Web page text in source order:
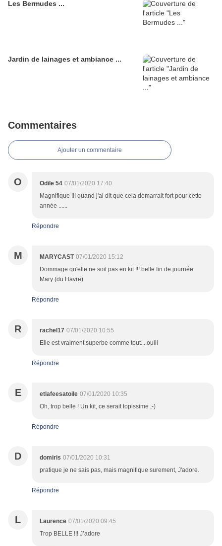
Les Bermudes ...
Jardin de lainages et ambiance ...
Commentaires
Ajouter un commentaire
O Odile 54 07/01/2020 17:40
Magnifique !!! quand j'ai dit que cela démarrait fort pour cette
année ......
Répondre
M MARYCAST 07/01/2020 15:12
Dommage qu'elle ne soit pas en kit !!! belle fin de journée
Mary (du Havre)
Répondre
R rachel17 07/01/2020 10:55
Elle est vraiment superbe comme tout....ouiii
Répondre
E etlafeesatoile 07/01/2020 10:35
Oh, trop belle ! Un kit, ce serait topissime ;-)
Répondre
D domiris 07/01/2020 10:31
pratique je ne sais pas, mais magnifique surement, J'adore.
Répondre
L Laurence 07/01/2020 09:45
Trop BELLE !!! J’adore